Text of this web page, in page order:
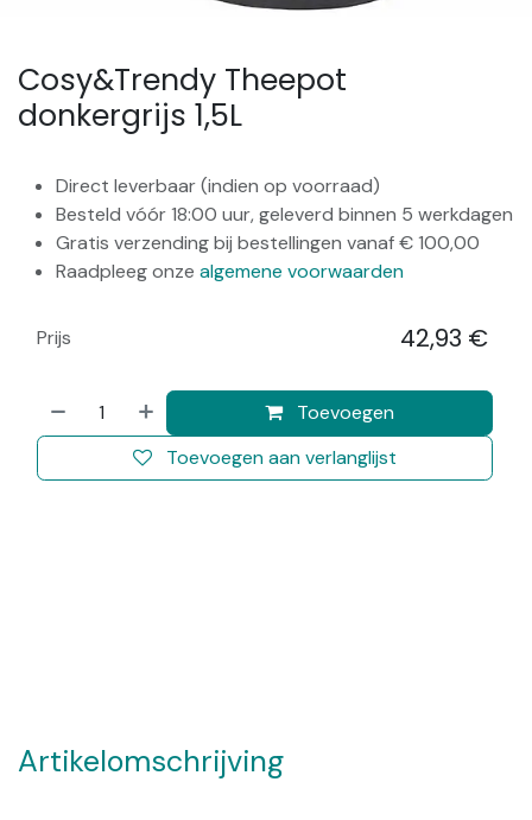
Cosy&Trendy Theepot
donkergrijs 1,5L
Direct leverbaar (indien op voorraad)
Besteld vóór 18:00 uur, geleverd binnen 5 werkdagen
Gratis verzending bij bestellingen vanaf € 100,00
Raadpleeg onze algemene voorwaarden
Toevoegen
Toevoegen aan verlanglijst
Prijs 42,93 €
Artikelomschrijving